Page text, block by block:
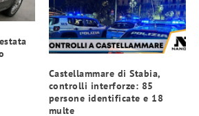
Castellammare di Stabia,
controlli interforze: 85
persone identificate e 18
multe